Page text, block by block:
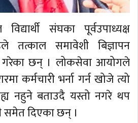
संघका पूर्वउपाध्यक्ष
समावेशी बिज्ञापन
गरेका छन् । लोकसेवा आयोगले
कर्मचारी भर्ना गर्न खोजे त्यो
नहुने बताउदै यस्तो नगरे थप
समेत दिएका छन् ।